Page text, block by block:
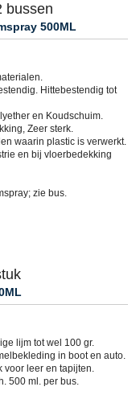
bussen
500ML
Hittebestendig tot
en Koudschuim.
Zeer sterk.
waarin plastic is verwerkt.
en bij vloerbedekking
zie bus.
lijm tot wel 100 gr.
in boot en auto.
voor leer en tapijten.
500 ml. per bus.